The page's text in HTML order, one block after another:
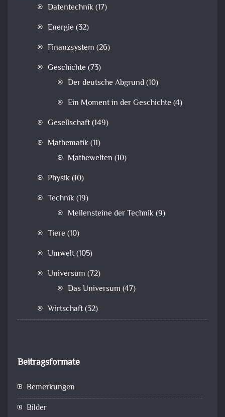
Datentechnik(17)
Energie (32)
Finanzsystem (26)
Geschichte (73)
Der deutsche Abgrund(10)
Ein Moment in der Geschichte (4)
Gesellschaft(149)
Mathematik(11)
Mathewelten (10)
Physik(10)
Technik(19)
Meilensteine der Technik(9)
Tiere (10)
Umwelt(105)
Universum (72)
Das Universum (47)
Wirtschaft(32)
Beitragsformate
Bemerkungen
Bilder